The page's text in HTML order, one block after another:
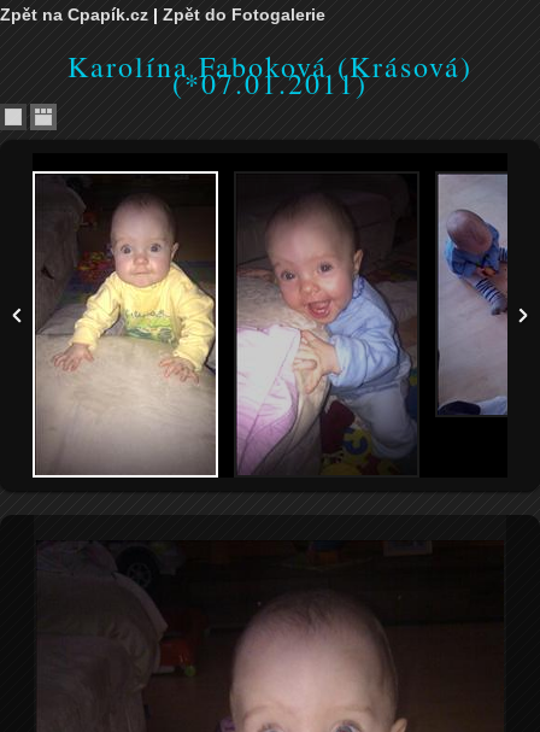
Zpět na Cpapík.cz | Zpět do Fotogalerie
Karolína Faboková (Krásová)
(*07.01.2011)